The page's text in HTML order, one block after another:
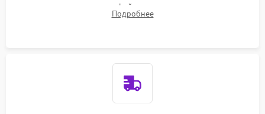
внутренних узлов от кофейных масел, жмыха и накипи.
Промывка дренажных каналов и фильтров с использованием
Подробнее